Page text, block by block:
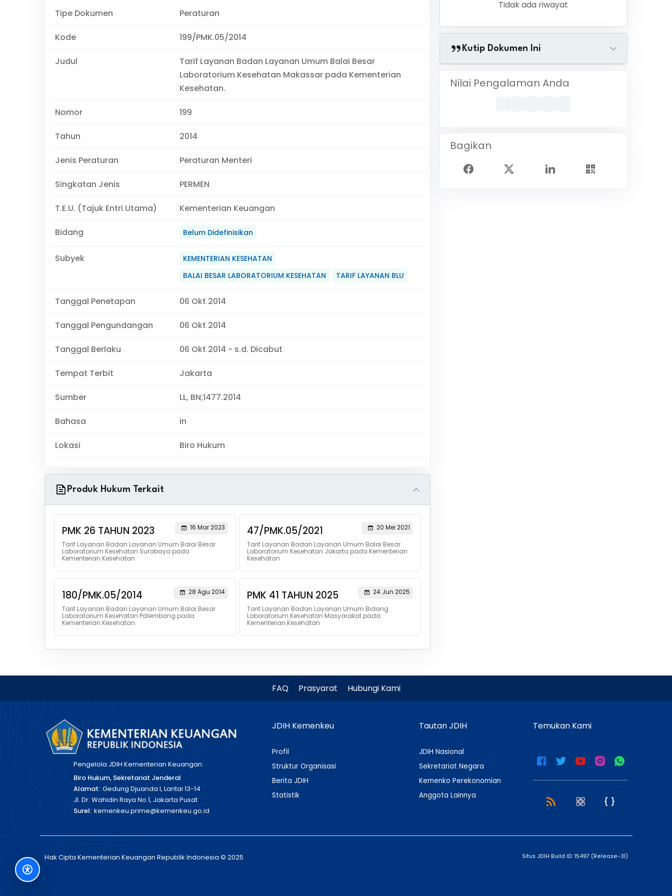
Tipe Dokumen Peraturan
Kode 199/PMK.05/2014
Judul
Tarif Layanan Badan Layanan Umum Balai Besar
Laboratorium Kesehatan Makassar pada Kementerian
Kesehatan.
Nomor 199
Tahun 2014
Jenis Peraturan Peraturan Menteri
Singkatan Jenis PERMEN
T.E.U. (Tajuk Entri Utama) Kementerian Keuangan
Bidang Belum Didefinisikan
Subyek
KEMENTERIAN KESEHATAN
BALAI BESAR LABORATORIUM KESEHATAN
TARIF LAYANAN BLU
Tanggal Penetapan 06 Okt 2014
Tanggal Pengundangan 06 Okt 2014
Tanggal Berlaku 06 Okt 2014 - s.d. Dicabut
Tempat Terbit Jakarta
Sumber LL, BN;1477.2014
Bahasa in
Lokasi Biro Hukum
Produk Hukum Terkait
PMK 26 TAHUN 2023
16 Mar 2023
Tarif Layanan Badan Layanan Umum Balai Besar
Laboratorium Kesehatan Surabaya pada
Kementerian Kesehatan
47/PMK.05/2021
20 Mei 2021
Tarif Layanan Badan Layanan Umum Balai Besar
Laboratorium Kesehatan Jakarta pada Kementerian
Kesehatan
180/PMK.05/2014
28 Agu 2014
Tarif Layanan Badan Layanan Umum Balai Besar
Laboratorium Kesehatan Palembang pada
Kementerian Kesehatan.
PMK 41 TAHUN 2025
24 Jun 2025
Tarif Layanan Badan Layanan Umum Bidang
Laboratorium Kesehatan Masyarakat pada
Kementerian Kesehatan
Tidak ada riwayat
Kutip Dokumen Ini
Nilai Pengalaman Anda
Bagikan
FAQ Prasyarat Hubungi Kami
Pengelola JDIH Kementerian Keuangan:
Biro Hukum, Sekretariat Jenderal
Alamat: Gedung Djuanda I, Lantai 13-14
Jl. Dr. Wahidin Raya No 1, Jakarta Pusat
Surel: kemenkeu.prime@kemenkeu.go.id
JDIH Kemenkeu
Profil
Struktur Organisasi
Berita JDIH
Statistik
Tautan JDIH
JDIH Nasional
Sekretariat Negara
Kemenko Perekonomian
Anggota Lainnya
Temukan Kami
Hak Cipta Kementerian Keuangan Republik Indonesia © 2025 Situs JDIH Build ID: 15497 (Release-31)